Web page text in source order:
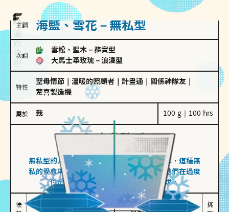
主調 海鹽、雪花－無私型
次調
雪松、聖木 － 務實型
大馬士革玫瑰 － 浪漫型
特性
聖母情節 溫暖的照顧者 計畫通 關係神隊友
驚喜製造機
屬於 我 100 g｜100 hrs
無私型
海鹽、雪花
無私型的人傾向用心呵護、滿足另一半的需求，這種無
私的愛會帶來緊密的關係連結，但也可能讓他們在過度
付出中迷失自我，忽略自己真正的需求。
優
較難設立界線
挑